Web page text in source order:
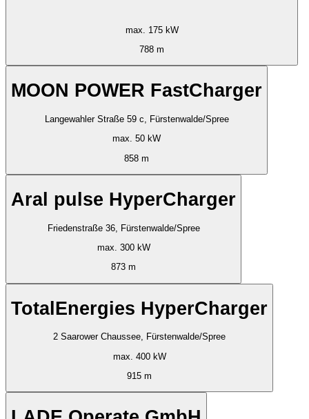
max. 175 kW
788 m
MOON POWER FastCharger
Langewahler Straße 59 c, Fürstenwalde/Spree
max. 50 kW
858 m
Aral pulse HyperCharger
Friedenstraße 36, Fürstenwalde/Spree
max. 300 kW
873 m
TotalEnergies HyperCharger
2 Saarower Chaussee, Fürstenwalde/Spree
max. 400 kW
915 m